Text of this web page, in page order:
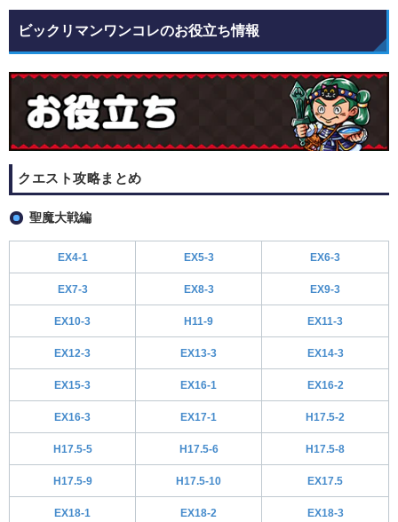
ビックリマンワンコレのお役立ち情報
クエスト攻略まとめ
聖魔大戦編
EX4-1 EX5-3 EX6-3
EX7-3 EX8-3 EX9-3
EX10-3 H11-9 EX11-3
EX12-3 EX13-3 EX14-3
EX15-3 EX16-1 EX16-2
EX16-3 EX17-1 H17.5-2
H17.5-5 H17.5-6 H17.5-8
H17.5-9 H17.5-10 EX17.5
EX18-1 EX18-2 EX18-3